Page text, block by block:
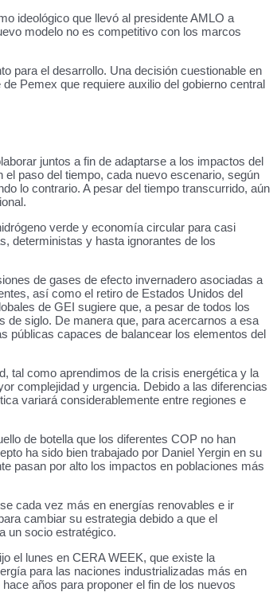
ideológico que llevó al presidente AMLO a
modelo no es competitivo con los marcos
para el desarrollo. Una decisión cuestionable en
Pemex que requiere auxilio del gobierno central
juntos a fin de adaptarse a los impactos del
paso del tiempo, cada nuevo escenario, según
lo contrario. A pesar del tiempo transcurrido, aún
verde y economía circular para casi
deterministas y hasta ignorantes de los
de gases de efecto invernadero asociadas a
así como el retiro de Estados Unidos del
de GEI sugiere que, a pesar de todos los
de siglo. De manera que, para acercarnos a esa
públicas capaces de balancear los elementos del
tal como aprendimos de la crisis energética y la
complejidad y urgencia. Debido a las diferencias
variará considerablemente entre regiones e
de botella que los diferentes COP no han
ha sido bien trabajado por Daniel Yergin en su
pasan por alto los impactos en poblaciones más
cada vez más en energías renovables e ir
cambiar su estrategia debido a que el
un socio estratégico.
el lunes en CERA WEEK, que existe la
para las naciones industrializadas más en
años para proponer el fin de los nuevos